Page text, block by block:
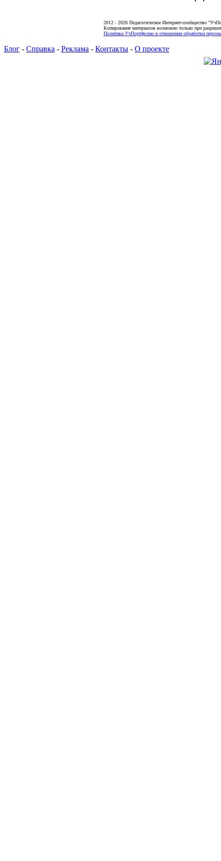
2012 - 2026 Педагогическое Интернет-сообщество
Копирование материалов возможно только при
Политика УчПортфолио в отношении обработки
Блог - Справка - Реклама - Контакты - О проекте